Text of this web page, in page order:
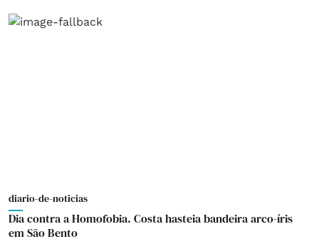
diario-de-noticias
Dia contra a Homofobia. Costa hasteia bandeira arco-íris
em São Bento